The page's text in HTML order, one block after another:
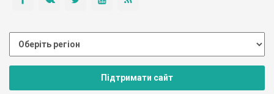
Підтримати сайт